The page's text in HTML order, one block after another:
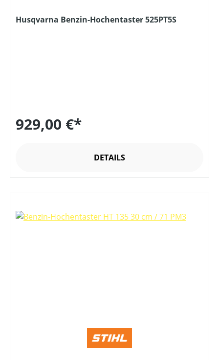
Husqvarna Benzin-Hochentaster 525PT5S
929,00 €*
DETAILS